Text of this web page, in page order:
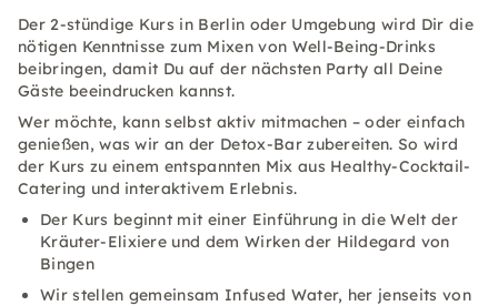
Der 2-stündige Kurs in Berlin oder Umgebung wird Dir die
nötigen Kenntnisse zum Mixen von Well-Being-Drinks
beibringen, damit Du auf der nächsten Party all Deine
Gäste beeindrucken kannst.
Wer möchte, kann selbst aktiv mitmachen – oder einfach
genießen, was wir an der Detox-Bar zubereiten. So wird
der Kurs zu einem entspannten Mix aus Healthy-Cocktail-
Catering und interaktivem Erlebnis.
Der Kurs beginnt mit einer Einführung in die Welt der
Kräuter-Elixiere und dem Wirken der Hildegard von
Bingen
Wir stellen gemeinsam Infused Water, her jenseits von